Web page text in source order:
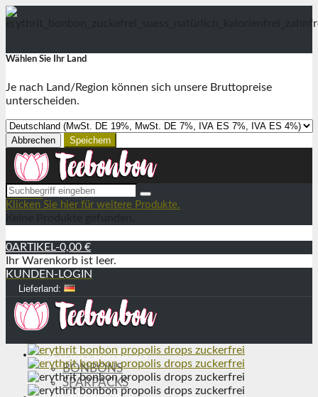
Wählen Sie Ihr Land
Je nach Land/Region können sich unsere Bruttopreise
unterscheiden.
Abbrechen Speichern
MENÜ
Klicken Sie hier für weitere Produkte.
0ARTIKEL-0,00 €
Ihr Warenkorb ist leer.
KUNDEN-LOGIN
Lieferland:
ERYTHRIT BONBON
BONBONS
SPARPACKS